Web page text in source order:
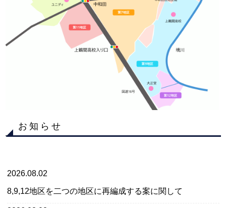
お知らせ
2026.08.02
8,9,12地区を二つの地区に再編成する案に関して